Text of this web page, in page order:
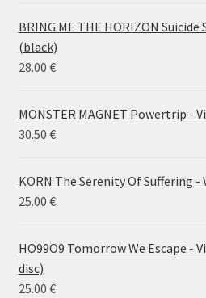
14.50 €
BRING ME THE HORIZON Suicide
(black)
28.00 €
MONSTER MAGNET Powertrip -
30.50 €
KORN The Serenity Of Suffering -
25.00 €
HO99O9 Tomorrow We Escape -
disc)
25.00 €